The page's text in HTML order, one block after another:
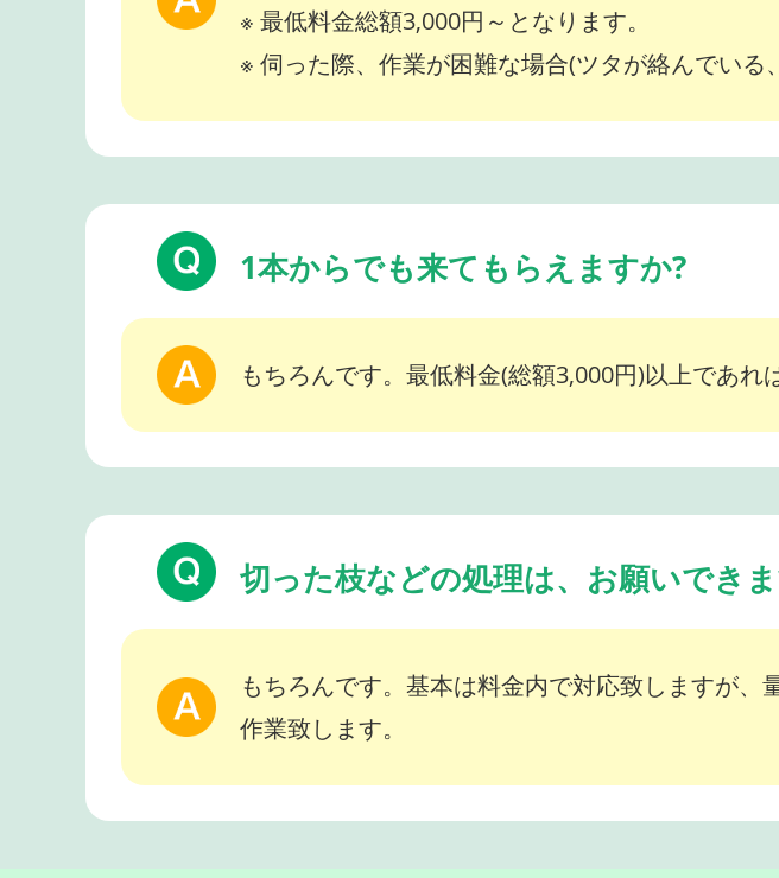
※ 最低料金総額3,000円～となります。
※ 伺った際、作業が困難な場合(ツタが絡んでいる
1本からでも来てもらえますか?
もちろんです。最低料金(総額3,000円)以上であれ
切った枝などの処理は、お願いでき
もちろんです。基本は料金内で対応致しますが
作業致します。